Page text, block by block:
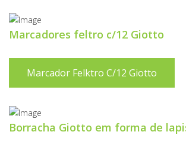
Marcadores feltro c/12 Giotto
Marcador Felktro C/12 Giotto
Borracha Giotto em forma de